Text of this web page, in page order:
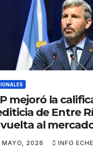
mejoró la
de Entre
al
una década
MAYO, 2026 INFO